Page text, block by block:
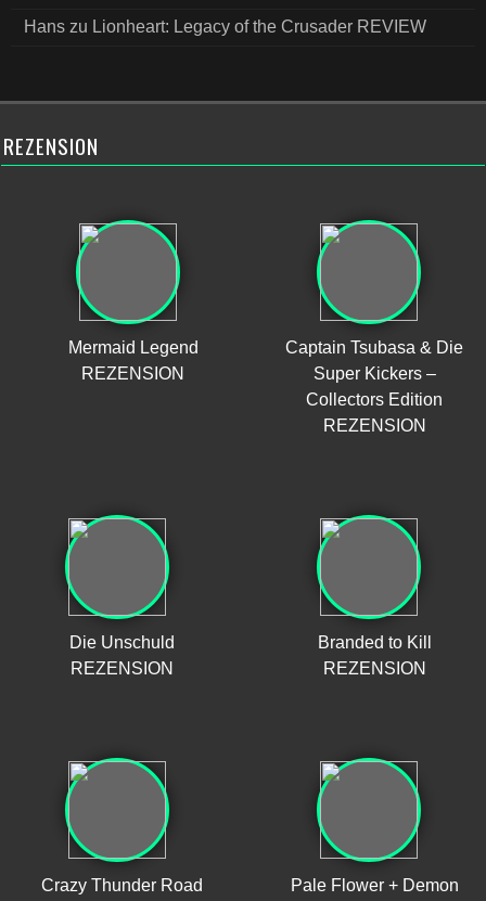
Hans zu Lionheart: Legacy of the Crusader REVIEW
REZENSION
Mermaid Legend
REZENSION
Captain Tsubasa & Die
Super Kickers –
Collectors Edition
REZENSION
Die Unschuld
REZENSION
Branded to Kill
REZENSION
Crazy Thunder Road
Pale Flower + Demon